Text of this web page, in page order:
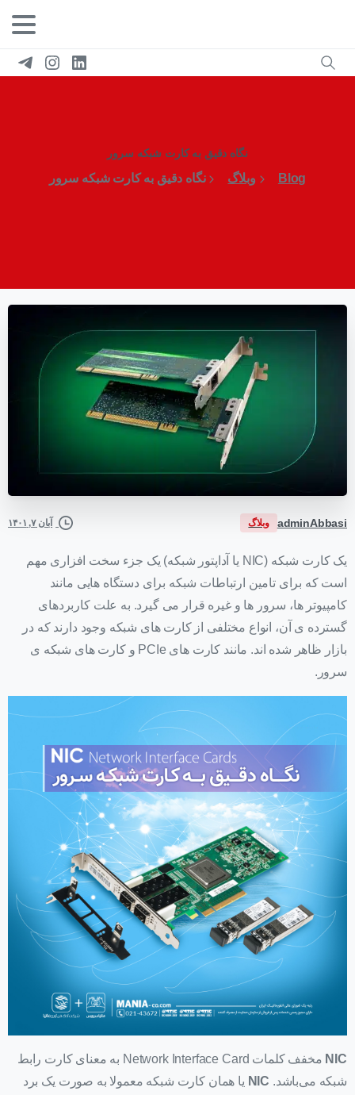
نگاه دقیق به کارت شبکه سرور
Blog وبلاگ نگاه دقیق به کارت شبکه سرور
adminAbbasi وبلاگ آبان ۷, ۱۴۰۱
یک کارت شبکه (NIC یا آداپتور شبکه) یک جزء سخت افزاری مهم
است که برای تامین ارتباطات شبکه برای دستگاه هایی مانند
کامپیوتر ها، سرور ها و غیره قرار می گیرد. به علت کاربردهای
گسترده ی آن، انواع مختلفی از کارت های شبکه وجود دارند که در
بازار ظاهر شده اند. مانند کارت های PCIe و کارت های شبکه ی
سرور.
NIC
مخفف کلمات Network Interface Card به معنای کارت رابط
شبکه می‌باشد. NIC یا همان کارت شبکه معمولا به صورت یک برد